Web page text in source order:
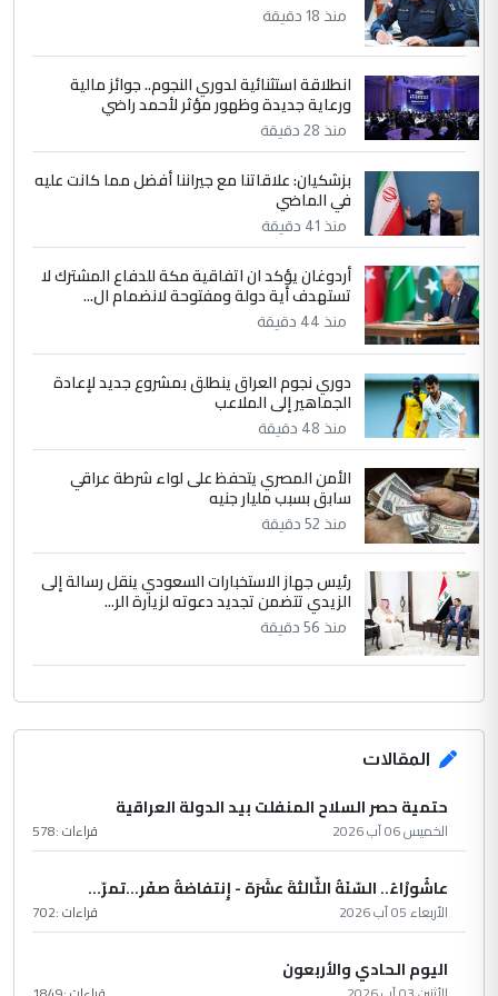
التعليق : واحد من عصابة علي ماما يسقط
جنسية الرافد الثالث للعراق ومن اصول عريقة
الموضوع :
الجواهري يرد على صدام حسين سل
مضجعيك يابن الزنا (نص كامل)
سردار
التعليق : واحد من عصابة علي ماما يسقط
ابا فرات ...
الموضوع :
الجواهري يرد على صدام حسين سل
مضجعيك يابن الزنا (نص كامل)
منذ 18 دقيقة
انطلاقة استثنائية لدوري النجوم.. جوائز مالية
ورعاية جديدة وظهور مؤثر لأحمد راضي
منذ 28 دقيقة
بزشكيان: علاقاتنا مع جيراننا أفضل مما كانت عليه
في الماضي
منذ 41 دقيقة
أردوغان يؤكد ان اتفاقية مكة للدفاع المشترك لا
تستهدف أية دولة ومفتوحة لانضمام ال...
منذ 44 دقيقة
دوري نجوم العراق ينطلق بمشروع جديد لإعادة
الجماهير إلى الملاعب
منذ 48 دقيقة
الأمن المصري يتحفظ على لواء شرطة عراقي
سابق بسبب مليار جنيه
منذ 52 دقيقة
رئيس جهاز الاستخبارات السعودي ينقل رسالة إلى
الزيدي تتضمن تجديد دعوته لزيارة الر...
منذ 56 دقيقة
المقالات
حتمية حصر السلاح المنفلت بيد الدولة العراقية
الخميس 06 آب 2026 قراءات :578
عاشُورْاءُ.. السّنَةُ الثّالثةَ عشَرَة - إِنتفاضةُ صفَر…تمرّ...
الأربعاء 05 آب 2026 قراءات :702
اليوم الحادي والأربعون